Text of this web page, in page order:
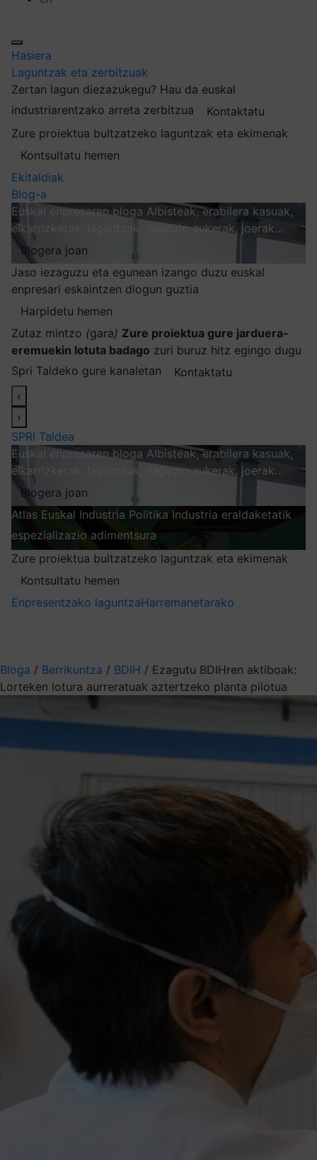
Hasiera
Laguntzak eta zerbitzuak
Zertan lagun diezazukegu? Hau da euskal
industriarentzako arreta zerbitzua
Kontaktatu
Zure proiektua bultzatzeko laguntzak eta ekimenak
Kontsultatu hemen
Ekitaldiak
Blog-a
Euskal enpresaren bloga Albisteak, erabilera kasuak,
elkarrizketak, laguntzak, negozio aukerak, joerak…
Blogera joan
Jaso iezaguzu eta egunean izango duzu euskal
enpresari eskaintzen diogun guztia
Harpidetu hemen
Zutaz mintzo (gara) Zure proiektua gure jarduera-
eremuekin lotuta badago zuri buruz hitz egingo dugu
Spri Taldeko gure kanaletan
Kontaktatu
‹
›
SPRI Taldea
Euskal enpresaren bloga Albisteak, erabilera kasuak,
elkarrizketak, laguntzak, negozio aukerak, joerak…
Blogera joan
Atlas Euskal Industria Politika Industria eraldaketatik
espezializazio adimentsura
Zure proiektua bultzatzeko laguntzak eta ekimenak
Kontsultatu hemen
Enpresentzako laguntzaHarremanetarako
Bloga / Berrikuntza / BDIH / Ezagutu BDIHren aktiboak:
Lorteken lotura aurreratuak aztertzeko planta pilotua